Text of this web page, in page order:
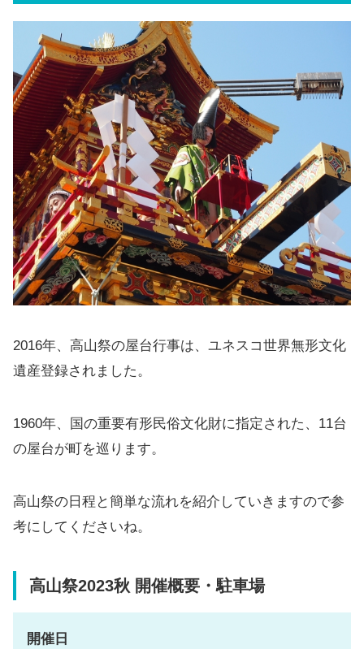
2016年、高山祭の屋台行事は、ユネスコ世界無形文化
遺産登録されました。
1960年、国の重要有形民俗文化財に指定された、11台
の屋台が町を巡ります。
高山祭の日程と簡単な流れを紹介していきますので参
考にしてくださいね。
高山祭2023秋 開催概要 ・駐車場
開催日